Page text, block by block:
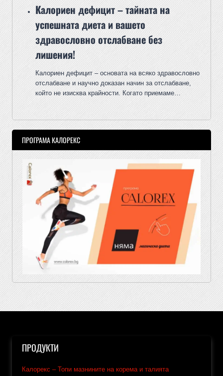
Калориен дефицит – тайната на
успешната диета и вашето
здравословно отслабване без
лишения!
Калориен дефицит – основата на всяко здравословно
отслабване и научно доказан начин за отслабване,
който не изисква крайности. Когато приемаме…
ПРОГРАМА КАЛОРЕКС
ПРОДУКТИ
Калорекс – Топи мазнините на корема и талията